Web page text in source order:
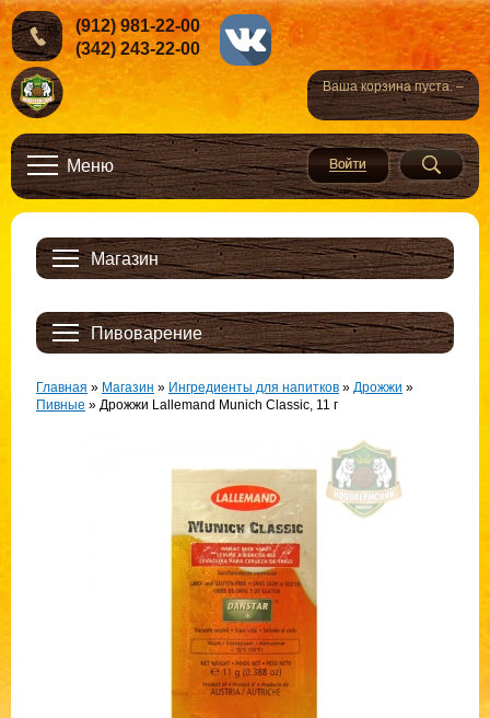
Ваша корзина пуста. –
(912) 981-22-00
(342) 243-22-00
Меню
Магазин
Пивоварение
Главная » Магазин » Ингредиенты для напитков » Дрожжи »
Пивные » Дрожжи Lallemand Munich Classic, 11 г